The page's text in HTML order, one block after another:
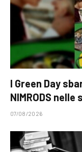
I Green Day
NIMRODS
07/08/2026